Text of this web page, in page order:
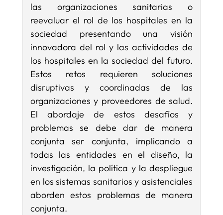
las organizaciones sanitarias o
reevaluar el rol de los hospitales en la
sociedad presentando una visión
innovadora del rol y las actividades de
los hospitales en la sociedad del futuro.
Estos retos requieren soluciones
disruptivas y coordinadas de las
organizaciones y proveedores de salud.
El abordaje de estos desafíos y
problemas se debe dar de manera
conjunta ser conjunta, implicando a
todas las entidades en el diseño, la
investigación, la política y la despliegue
en los sistemas sanitarios y asistenciales
aborden estos problemas de manera
conjunta.